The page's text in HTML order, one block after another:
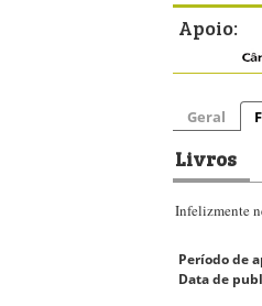
Apoio:
Geral
Livros
Infelizmente
Período de
Data de